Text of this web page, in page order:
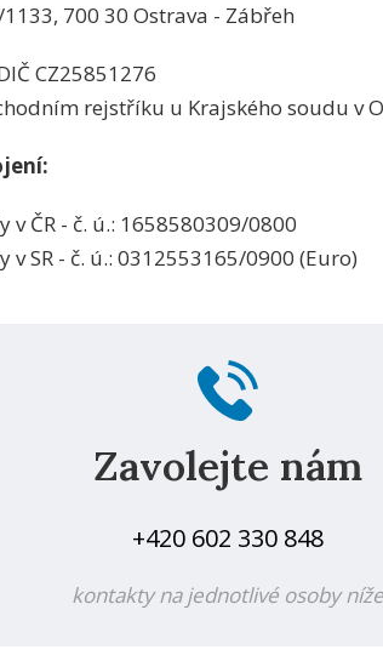
700 30 Ostrava - Zábřeh
CZ25851276
rejstříku u Krajského soudu v
v ČR - č. ú.: 1658580309/0800
v SR - č. ú.: 0312553165/0900 (Euro)
Zavolejte nám
+420 602 330 848
kontakty na jednotlivé osoby níže